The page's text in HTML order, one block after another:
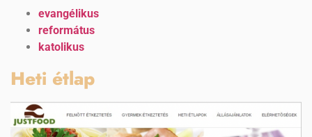
evangélikus
református
katolikus
Heti étlap